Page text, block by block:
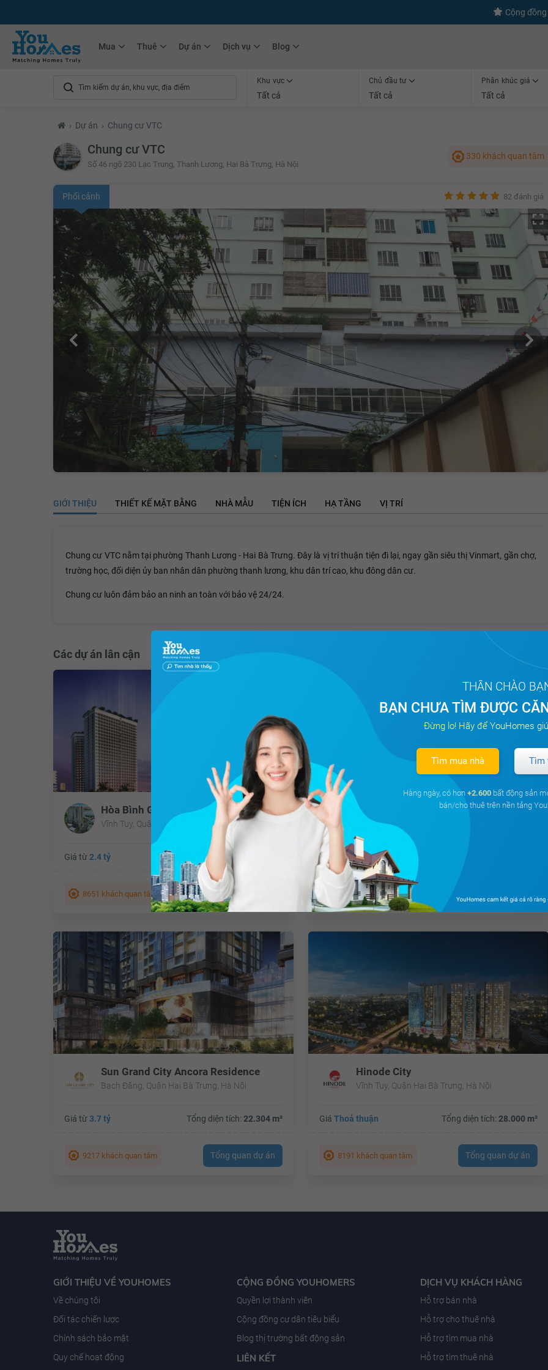
Cộng
Mua Thuê Dự án Dịch vụ Blog
Khu vực
Tất cả
Chủ đầu tư
Tất cả
Phân khúc giá
Tất cả
› Dự án › Chung cư VTC
Chung cư VTC
Số 46 ngõ 230 Lạc Trung, Thanh Lương, Hai Bà Trưng, Hà Nội
330 khách quan tâm
Phối cảnh 82 đánh giá
GIỚI THIỆU THIẾT KẾ MẶT BẰNG NHÀ MẪU TIỆN ÍCH HẠ TẦNG VỊ TRÍ
Chung cư VTC nằm tại phường Thanh Lương - Hai Bà Trưng. Đây là vị trí thuận tiện đi lại, ngay gần siêu thị Vinmart, gần chợ,
trường học, đối diện ủy ban nhân dân phường thanh lương, khu dân trí cao, khu đông dân cư.
Chung cư luôn đảm bảo an ninh an toàn với bảo vệ 24/24.
Các dự án lân cận
Hòa Bình Green City
Vĩnh Tuy, Quận Hai Bà Trưng, Hà Nội
Giá từ2.4 tỷ Tổng diện tích:
8651 khách quan tâm Tổng quan dự án
Imperia Sky Garden
Vĩnh Tuy, Quận Hai Bà Trưng, Hà Nội
Giá từ 2.3 tỷ Tổng diện tích:
8492 khách quan tâm Tổng quan dự án
Sun Grand City Ancora Residence
Bạch Đằng, Quận Hai Bà Trưng, Hà Nội
Giá từ3.7 tỷ Tổng diện tích: 22.304 m²
9217 khách quan tâm Tổng quan dự án
Hinode City
Vĩnh Tuy, Quận Hai Bà Trưng, Hà Nội
Giá Thoả thuận Tổng diện tích: 28.000 m²
8191 khách quan tâm Tổng quan dự án
GIỚI THIỆU VỀ YOUHOMES
Về chúng tôi
Đối tác chiến lược
Chính sách bảo mật
Quy chế hoạt động
CỘNG ĐỒNG YOUHOMERS
Quyền lợi thành viên
Cộng đồng cư dân tiêu biểu
Blog thị trường bất động sản
LIÊN KẾT
DỊCH VỤ KHÁCH HÀNG
Hỗ trợ bán nhà
Hỗ trợ cho thuê nhà
Hỗ trợ tìm mua nhà
Hỗ trợ tìm thuê nhà
THÂN CHÀO
BẠN CHƯA TÌM ĐƯỢC
Đừng lo! Hãy để YouHomes
Tìm mua nhà Tìm
Hàng ngày, có hơn +2.600 bất động sản
bán/cho thuê trên nền tảng